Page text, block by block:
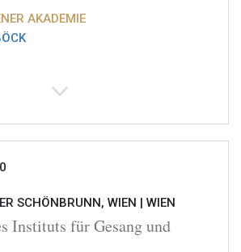
AKADEMIE
SCHÖNBRUNN, WIEN | WIEN
Instituts für Gesang und